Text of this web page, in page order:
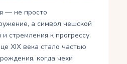
— не просто
а символ чешской
стремления к прогрессу.
XIX века стало частью
когда чехи